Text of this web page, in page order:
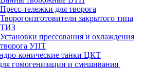
Пресс-тележки для творога
Творогоизготовители закрытого типа
ТИЗ
Установки прессования и охлаждения
творога УПТ
конические танки ЦКТ
гомогенизации и смешивания